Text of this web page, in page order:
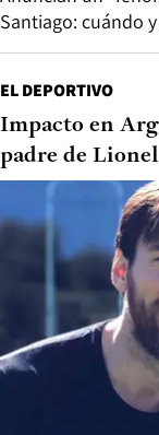
Santiago: cuándo
EL DEPORTIVO
Impacto en
padre de